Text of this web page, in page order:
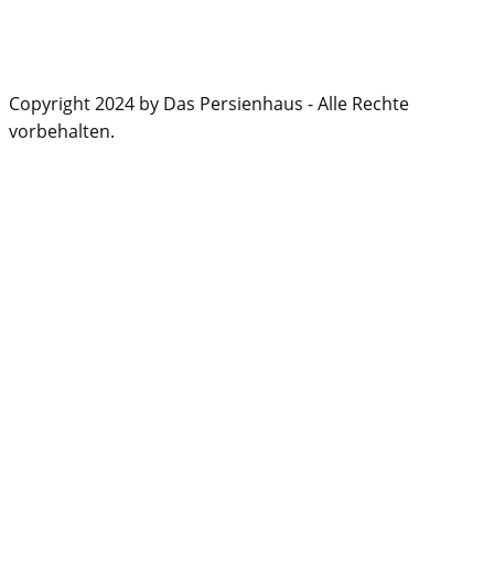
Copyright 2024 by Das Persienhaus - Alle Rechte
vorbehalten.